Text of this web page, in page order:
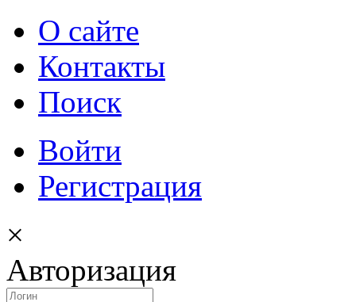
О сайте
Контакты
Поиск
Войти
Регистрация
×
Авторизация